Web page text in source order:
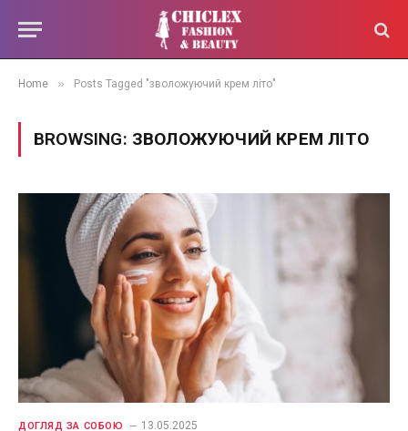
Home » Posts Tagged "зволожуючий крем літо"
BROWSING: ЗВОЛОЖУЮЧИЙ КРЕМ ЛІТО
ДОГЛЯД ЗА СОБОЮ 13.05.2025